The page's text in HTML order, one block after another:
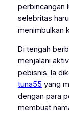
perbincangan
selebritas
menimbulkan
Di tengah
menjalani
pebisnis. Ia
tuna55 yang
dengan para
membuat